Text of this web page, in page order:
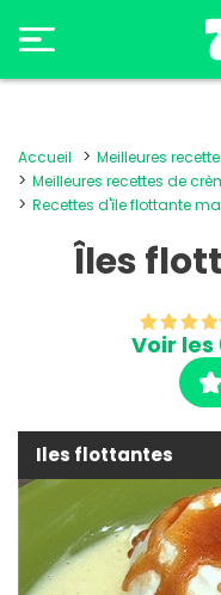
Accueil
Meilleures
Meilleures recettes de
Recettes d'île flottante
Îles
Voir
Iles flottantes